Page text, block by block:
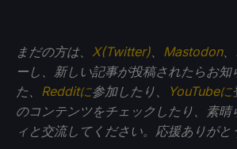
まだの方は、 X(Twitter) Mastodon、
ーし、新しい記事が投稿されたらお知
た、 Redditに参加したり、 YouTubeに
のコンテンツをチェックしたり、素晴
ィと交流してください。応援ありがと